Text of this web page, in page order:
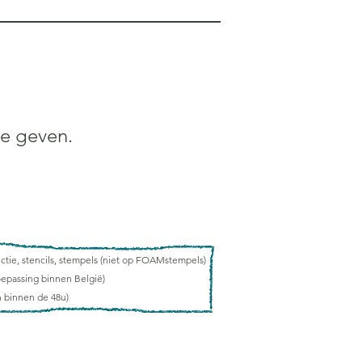
geven.
stencils, stempels (niet op FOAMstempels)
binnen België)
binnen de 48u)